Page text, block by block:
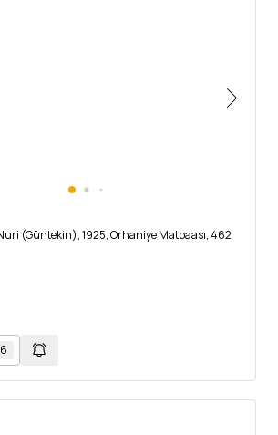
(Güntekin), 1925, Orhaniye Matbaası, 462